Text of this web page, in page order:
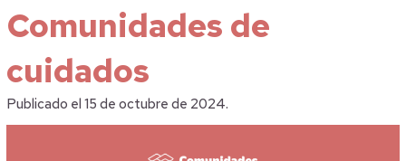
Comunidades de
cuidados
Publicado el 15 de octubre de 2024.